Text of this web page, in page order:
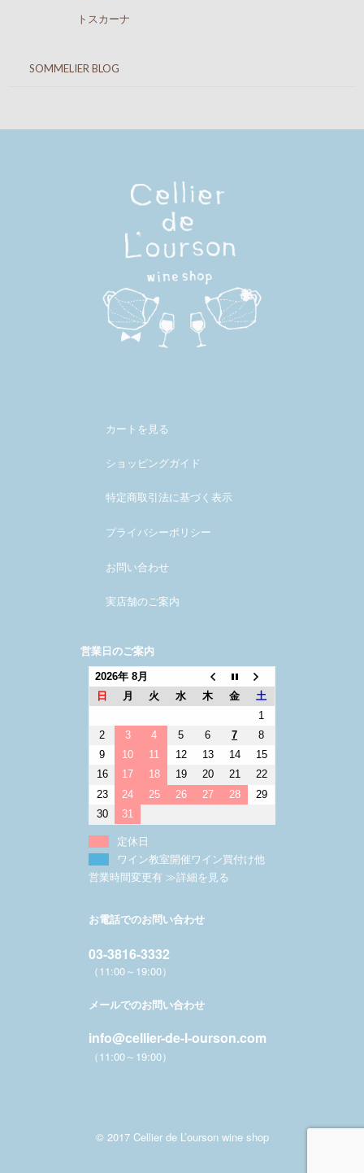
トスカーナ
SOMMELIER BLOG
カートを見る
ショッピングガイド
特定商取引法に基づく表示
プライバシーポリシー
お問い合わせ
実店舗のご案内
営業日のご案内
2026年 8月
日
月 火 水 木 金
土
1
2
3 4 5 6 7
8
9
10 11 12 13 14
15
16
17 18 19 20 21
22
23
24 25 26 27 28
29
30
31
定休日
ワイン教室開催ワイン買付け他
営業時間変更有 ≫詳細を見る
お電話でのお問い合わせ
03-3816-3332
（11:00～19:00）
メールでのお問い合わせ
info@cellier-de-l-ourson.com
（11:00～19:00）
© 2017 Cellier de L’ourson wine shop